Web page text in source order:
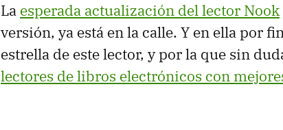
La esperada actualización del lector Nook
versión, ya está en la calle. Y en ella por
estrella de este lector, y por la que sin
lectores de libros electrónicos con